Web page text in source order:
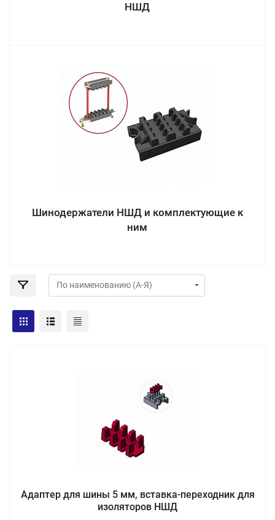
НШД
Шинодержатели НШД и комплектующие к
ним
Адаптер для шины 5 мм, вставка-переходник для
изоляторов НШД